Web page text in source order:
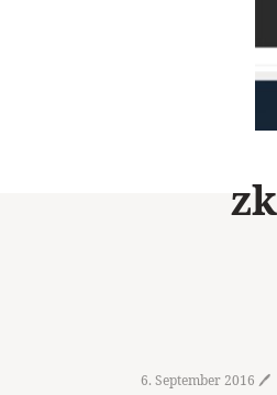
6. September 2016 🖊️